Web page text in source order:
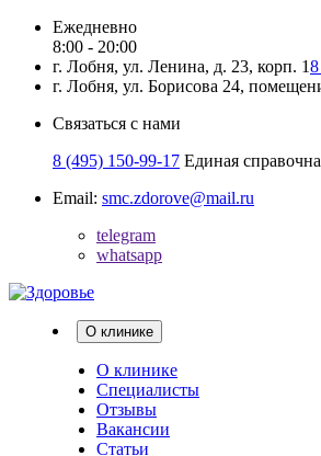
Ежедневно
8:00 - 20:00
г. Лобня, ул. Ленина, д. 23, корп. 1
г. Лобня, ул. Борисова 24,
Связаться с нами
8 (495) 150-99-17 Единая
Email: smc.zdorove@mail.ru
telegram
whatsapp
О клинике
О клинике
Специалисты
Отзывы
Вакансии
Статьи